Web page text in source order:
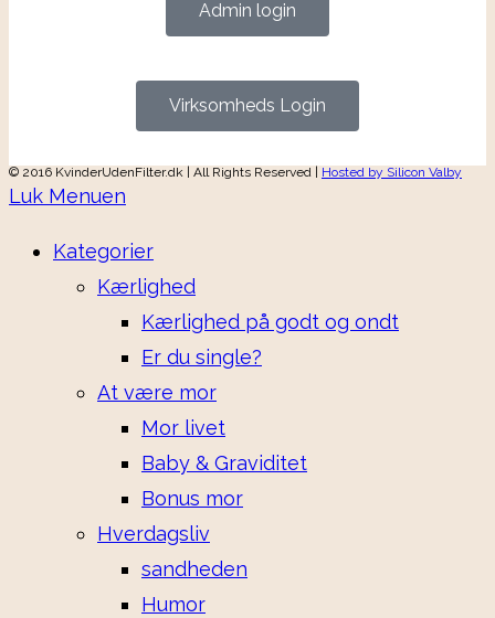
Virksomheds Login
Admin login
© 2016 KvinderUdenFilter.dk | All Rights Reserved | Hosted by Silicon Valby
Luk Menuen
Kategorier
Kærlighed
Kærlighed på godt og ondt
Er du single?
At være mor
Mor livet
Baby & Graviditet
Bonus mor
Hverdagsliv
sandheden
Humor